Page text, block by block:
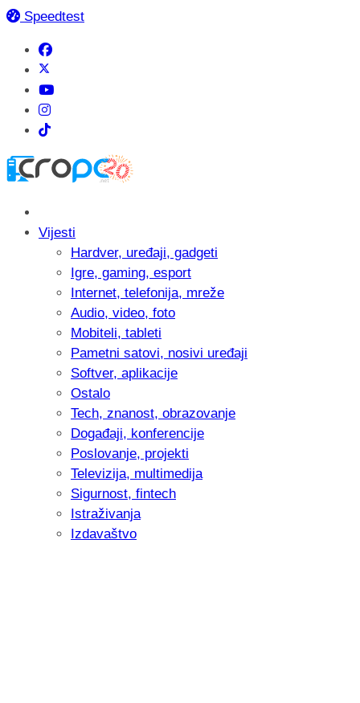
Speedtest
Vijesti
Hardver, uređaji, gadgeti
Igre, gaming, esport
Internet, telefonija, mreže
Audio, video, foto
Mobiteli, tableti
Pametni satovi, nosivi uređaji
Softver, aplikacije
Ostalo
Tech, znanost, obrazovanje
Događaji, konferencije
Poslovanje, projekti
Televizija, multimedija
Sigurnost, fintech
Istraživanja
Izdavaštvo